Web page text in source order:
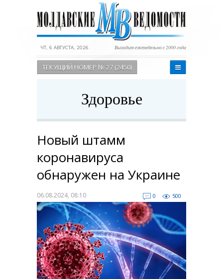
ЧТ, 6 АВГУСТА, 2026 Выходит еженедельно с 2000 года
ТЕКУЩИЙ НОМЕР № 27 (2450)
Здоровье
Новый штамм
коронавируса
обнаружен на Украине
06.08.2024, 08:10 0 500